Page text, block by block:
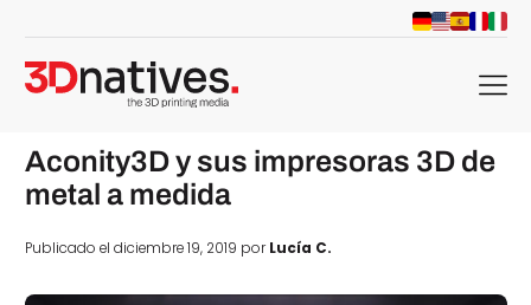
menu
Aconity3D y sus impresoras 3D de
metal a medida
Publicado el diciembre 19, 2019 porLucía C.